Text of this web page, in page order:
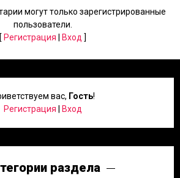
могут только зарегистрированные
пользователи.
[ Регистрация Вход ]
вас, Гость!
Регистрация
Вход
раздела